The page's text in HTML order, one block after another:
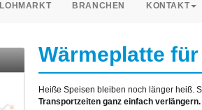
BRANCHEN KONTAKT
Wärmeplatte
Heiße Speisen bleiben noch länger heiß.
Transportzeiten ganz einfach verlängern.